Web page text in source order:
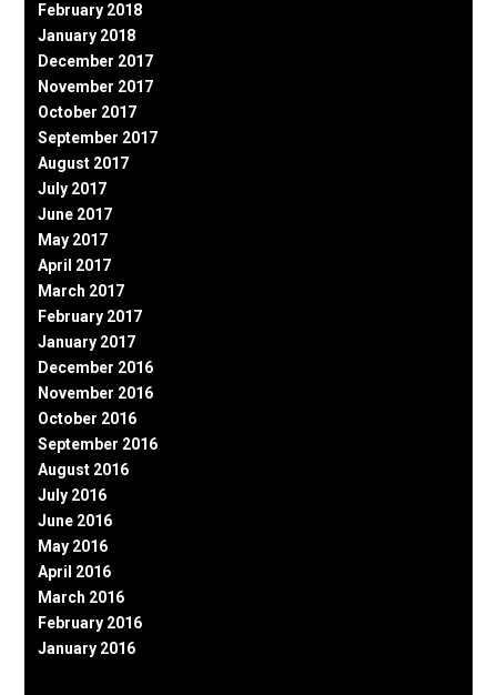
February 2018
January 2018
December 2017
November 2017
October 2017
September 2017
August 2017
July 2017
June 2017
May 2017
April 2017
March 2017
February 2017
January 2017
December 2016
November 2016
October 2016
September 2016
August 2016
July 2016
June 2016
May 2016
April 2016
March 2016
February 2016
January 2016